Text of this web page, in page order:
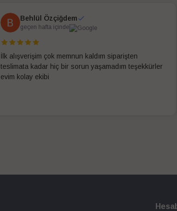
Behlül Özçiğdem
geçen hafta içinde
İlk alışverişim çok memnun kaldım siparişten
teslimata kadar hiç bir sorun yaşamadım teşekkürler
evim kolay ekibi